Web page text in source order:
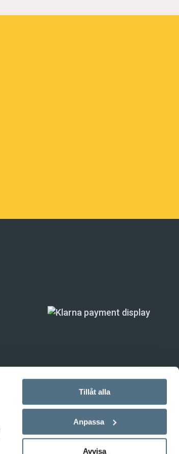
Tillåt alla
Anpassa
Avvisa